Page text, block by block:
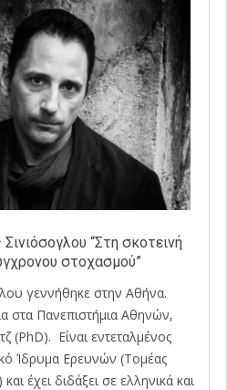
“Στη σκοτεινή
στοχασμού”
γεννήθηκε στην Αθήνα.
στα Πανεπιστήμια Αθηνών,
(PhD). Είναι εντεταλμένος
Ίδρυμα Ερευνών (Τομέας
έχει διδάξει σε ελληνικά και